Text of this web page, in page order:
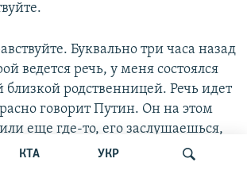
КТА УКР
Буквально три часа назад
ведется речь, у меня состоялся
близкой родственницей. Речь идет
говорит Путин. Он на этом
еще где-то, его заслушаешься,
как он чутко относится к своим